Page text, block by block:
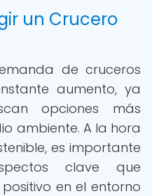
un Crucero
de cruceros
aumento, ya
opciones más
ambiente. A la hora
es importante
clave que
en el entorno